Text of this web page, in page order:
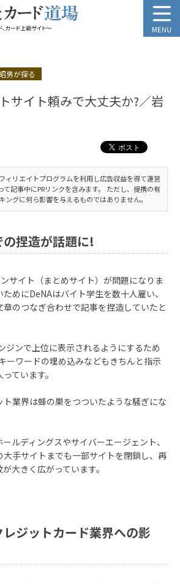
男が探る
サイト頼みで大丈夫か?／岩
ィリエイトプログラムを利用し広告収益を得て運営
て記事中にPRリンクを含みます。 ただし、提携の有
ングに何ら影響を与えるものではありません。
捏造が話題に!
サイト（まとめサイト）が問題になりま
めにDeNAはバイト学生を数十人雇い、
のつなぎ合わせで記事を捏造していたと
ジンで上位に表示されるようにするため
ーワードの埋め込みなどもきちんと指示
ています。
ト業界は蜂の巣をつついたような騒ぎにな
ルディングスやサイバーエージェント、
大手サイトまでも一部サイトを閉鎖し、再
大きく広がっています。
ジットカード業界への影